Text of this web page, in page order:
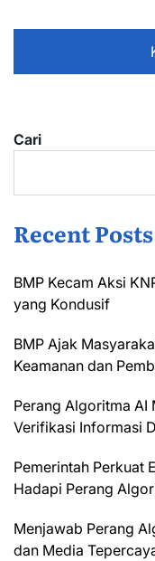
Cari
Recent Posts
BMP Kecam Aksi
yang Kondusif
BMP Ajak
Keamanan dan
Perang Algoritma AI
Verifikasi Informasi
Pemerintah Perkuat
Hadapi Perang
Menjawab Perang
dan Media